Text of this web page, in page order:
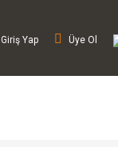
Giriş Yap Üye Ol